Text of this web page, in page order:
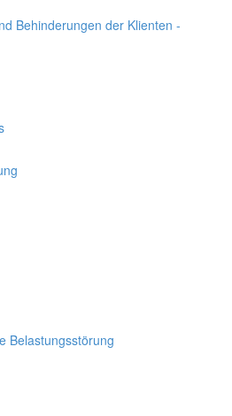
Behinderungen der Klienten -
Belastungsstörung